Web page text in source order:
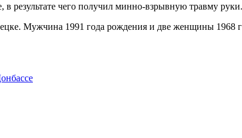
результате чего получил минно-взрывную травму
Мужчина 1991 года рождения и две женщины 1968